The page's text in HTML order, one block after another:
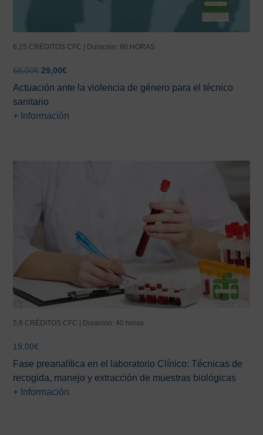
6,15 CRÉDITOS CFC | Duración: 80 HORAS
68,00€ El
precio
original
era:
68,00€.
29,00€El
precio
actual
29,00€.
Actuación ante la violencia de género para el técnico
sanitario
+ Información
5,6 CRÉDITOS CFC | Duración: 40 horas
19,00€
Fase preanalítica en el laboratorio Clínico: Técnicas de
recogida, manejo y extracción de muestras biológicas
+ Información